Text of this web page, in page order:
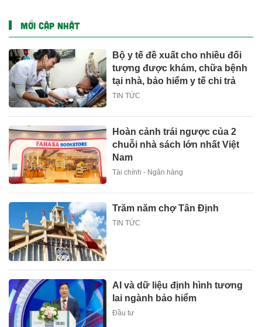
MỚI CẬP NHẬT
Bộ y tế đề xuất cho nhiều đối
tượng được khám, chữa bệnh
tại nhà, bảo hiểm y tế chi trả
TIN TỨC
Hoàn cảnh trái ngược của 2
chuỗi nhà sách lớn nhất Việt
Nam
Tài chính - Ngân hàng
Trăm năm chợ Tân Định
TIN TỨC
AI và dữ liệu định hình tương
lai ngành bảo hiểm
Đầu tư